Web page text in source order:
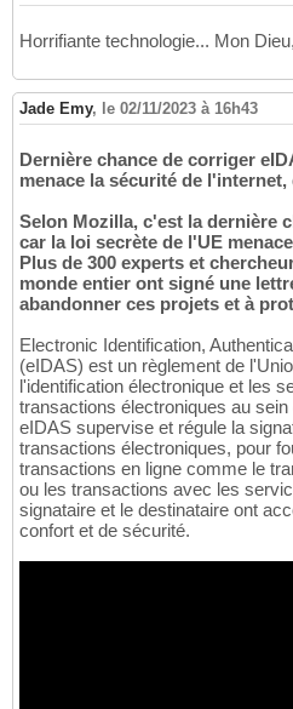
Horrifiante technologie... Mon
Jade Emy, le 02/11/2023 à 16h43
Dernière chance de corriger
menace la sécurité de
Selon Mozilla, c'est la dernière
car la loi secrète de l'UE
Plus de 300 experts et
monde entier ont signé une
abandonner ces projets et à
Electronic Identification,
(eIDAS) est un règlement de
l'identification électronique et les
transactions électroniques au
eIDAS supervise et régule la
transactions électroniques, pour
transactions en ligne comme le
ou les transactions avec les
signataire et le destinataire ont
confort et de sécurité.